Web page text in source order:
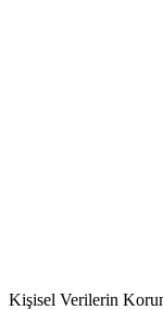
Kişisel Verilerin